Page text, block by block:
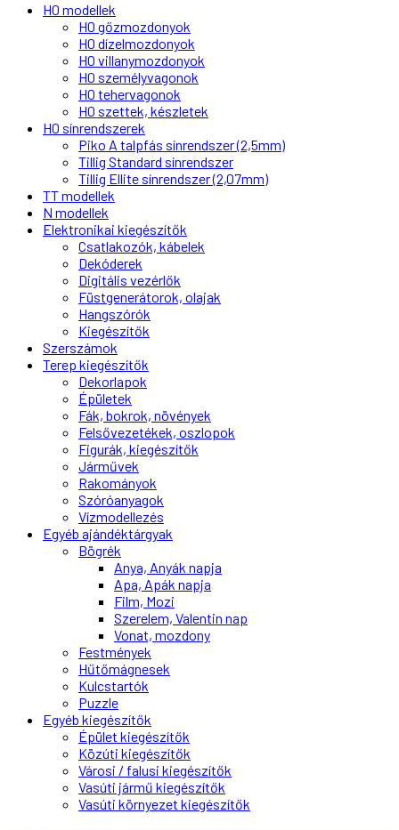
H0 modellek
H0 gőzmozdonyok
H0 dízelmozdonyok
H0 villanymozdonyok
H0 személyvagonok
H0 tehervagonok
H0 szettek, készletek
H0 sínrendszerek
Piko A talpfás sínrendszer (2,5mm)
Tillig Standard sínrendszer
Tillig Ellite sínrendszer (2,07mm)
TT modellek
N modellek
Elektronikai kiegészítők
Csatlakozók, kábelek
Dekóderek
Digitális vezérlők
Füstgenerátorok, olajak
Hangszórók
Kiegészítők
Szerszámok
Terep kiegészítők
Dekorlapok
Épületek
Fák, bokrok, növények
Felsővezetékek, oszlopok
Figurák, kiegészítők
Járművek
Rakományok
Szóróanyagok
Vízmodellezés
Egyéb ajándéktárgyak
Bögrék
Anya, Anyák napja
Apa, Apák napja
Film, Mozi
Szerelem, Valentin nap
Vonat, mozdony
Festmények
Hűtőmágnesek
Kulcstartók
Puzzle
Egyéb kiegészítők
Épület kiegészítők
Közúti kiegészítők
Városi / falusi kiegészítők
Vasúti jármű kiegészítők
Vasúti környezet kiegészítők